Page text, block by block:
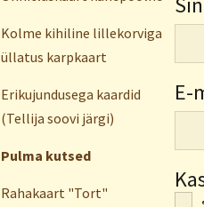
Kolme kihiline lillekorviga
üllatus karpkaart
Erikujundusega kaardid
(Tellija soovi järgi)
Pulma kutsed
Rahakaart "Tort"
E-